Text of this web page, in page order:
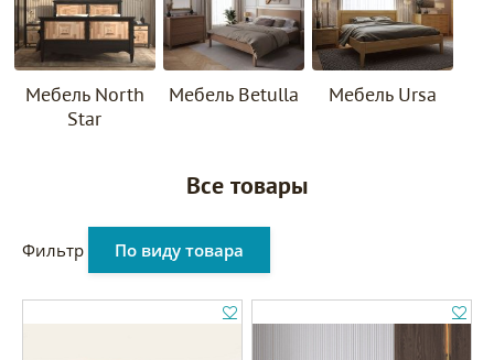
Мебель North
Star
Мебель Betulla Мебель Ursa
Все товары
Фильтр По виду товара